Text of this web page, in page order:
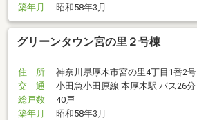
築年月
昭和58年3月
グリーンタウン宮の里２号棟
住 所
神奈川県厚木市宮の里4丁目1番2号
交 通
小田急小田原線 本厚木駅 バス26分
総戸数
40戸
築年月
昭和58年3月